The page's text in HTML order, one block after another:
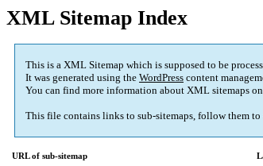
XML Sitemap Index
This is a XML Sitemap which is supposed to be
It was generated using the WordPress content
You can find more information about XML sitemaps on
This file contains links to sub-sitemaps, follow them to
URL of sub-sitemap